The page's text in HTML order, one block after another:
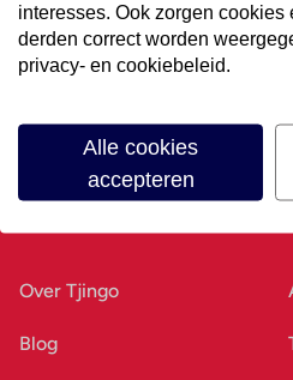
Over Tjingo
Blog
interesses. Ook zorgen cookies
derden correct worden
privacy- en cookiebeleid.
Alle cookies
accepteren